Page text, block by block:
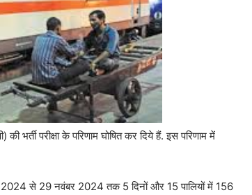
भर्ती परीक्षा के परिणाम घोषित कर दिये हैं. इस परिणाम में
2024 से 29 नवंबर 2024 तक 5 दिनों और 15 पालियों में 156